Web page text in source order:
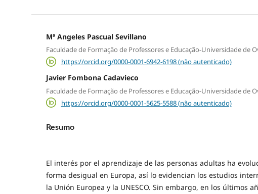
Mª Angeles Pascual Sevillano
Faculdade de Formação de Professores e Educação-Universidade de
https://orcid.org/0000-0001-6942-6198 (não autenticado)
Javier Fombona Cadavieco
Faculdade de Formação de Professores e Educação-Universidade de
https://orcid.org/0000-0001-5625-5588 (não autenticado)
Resumo
El interés por el aprendizaje de las personas adultas ha
forma desigual en Europa, así lo evidencian los estudios
la Unión Europea y la UNESCO. Sin embargo, en los últimos